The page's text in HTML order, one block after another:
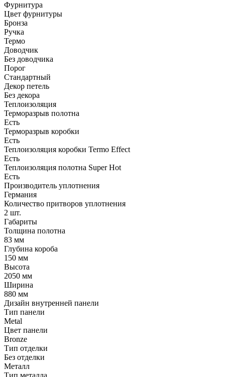
Фурнитура
Цвет фурнитуры
Бронза
Ручка
Термо
Доводчик
Без доводчика
Порог
Стандартный
Декор петель
Без декора
Теплоизоляция
Терморазрыв полотна
Есть
Терморазрыв коробки
Есть
Теплоизоляция коробки Termo Effect
Есть
Теплоизоляция полотна Super Нot
Есть
Производитель уплотнения
Германия
Количество притворов уплотнения
2 шт.
Габариты
Толщина полотна
83 мм
Глубина короба
150 мм
Высота
2050 мм
Ширина
880 мм
Дизайн внутренней панели
Тип панели
Metal
Цвет панели
Bronze
Тип отделки
Без отделки
Металл
Тип металла